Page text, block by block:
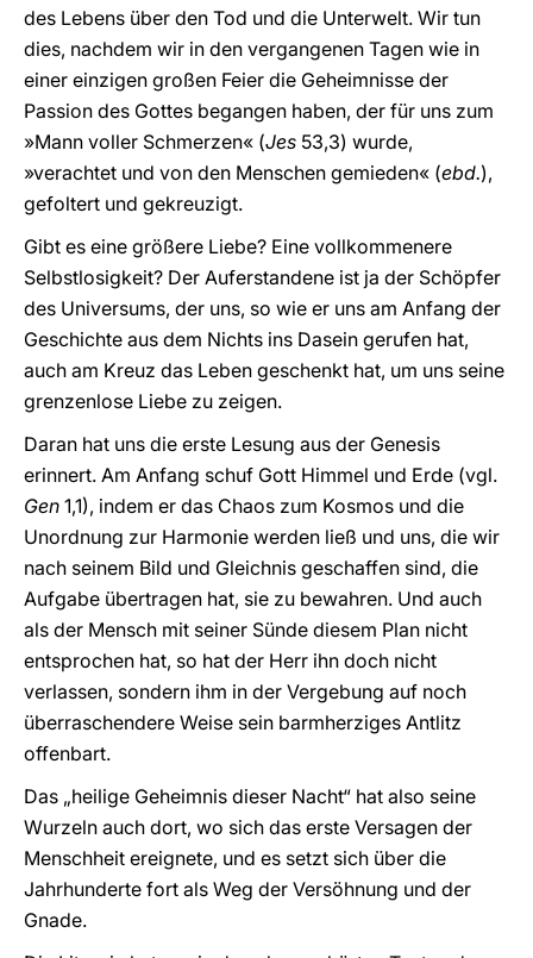
des Lebens über den Tod und die Unterwelt. Wir tun
dies, nachdem wir in den vergangenen Tagen wie in
einer einzigen großen Feier die Geheimnisse der
Passion des Gottes begangen haben, der für uns zum
»Mann voller Schmerzen« (Jes 53,3) wurde,
»verachtet und von den Menschen gemieden« (ebd.),
gefoltert und gekreuzigt.
Gibt es eine größere Liebe? Eine vollkommenere
Selbstlosigkeit? Der Auferstandene ist ja der Schöpfer
des Universums, der uns, so wie er uns am Anfang der
Geschichte aus dem Nichts ins Dasein gerufen hat,
auch am Kreuz das Leben geschenkt hat, um uns seine
grenzenlose Liebe zu zeigen.
Daran hat uns die erste Lesung aus der Genesis
erinnert. Am Anfang schuf Gott Himmel und Erde (vgl.
Gen 1,1), indem er das Chaos zum Kosmos und die
Unordnung zur Harmonie werden ließ und uns, die wir
nach seinem Bild und Gleichnis geschaffen sind, die
Aufgabe übertragen hat, sie zu bewahren. Und auch
als der Mensch mit seiner Sünde diesem Plan nicht
entsprochen hat, so hat der Herr ihn doch nicht
verlassen, sondern ihm in der Vergebung auf noch
überraschendere Weise sein barmherziges Antlitz
offenbart.
Das „heilige Geheimnis dieser Nacht“ hat also seine
Wurzeln auch dort, wo sich das erste Versagen der
Menschheit ereignete, und es setzt sich über die
Jahrhunderte fort als Weg der Versöhnung und der
Gnade.